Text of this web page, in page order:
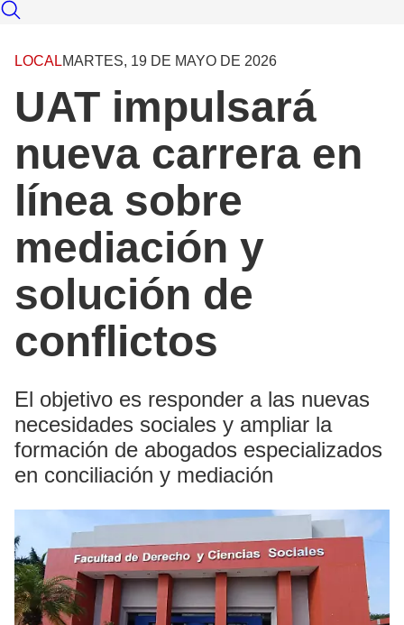
LOCALMARTES, 19 DE MAYO DE 2026
UAT impulsará
nueva carrera en
línea sobre
mediación y
solución de
conflictos
El objetivo es responder a las nuevas
necesidades sociales y ampliar la
formación de abogados especializados
en conciliación y mediación